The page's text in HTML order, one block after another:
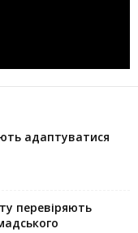
адаптуватися
перевіряють